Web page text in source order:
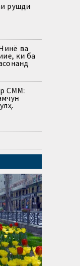
рушди
ва
ки ба
СММ: